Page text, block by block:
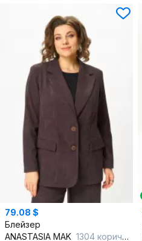
79.08 $
Блейзер
ANASTASIA MAK 1304 коричневый